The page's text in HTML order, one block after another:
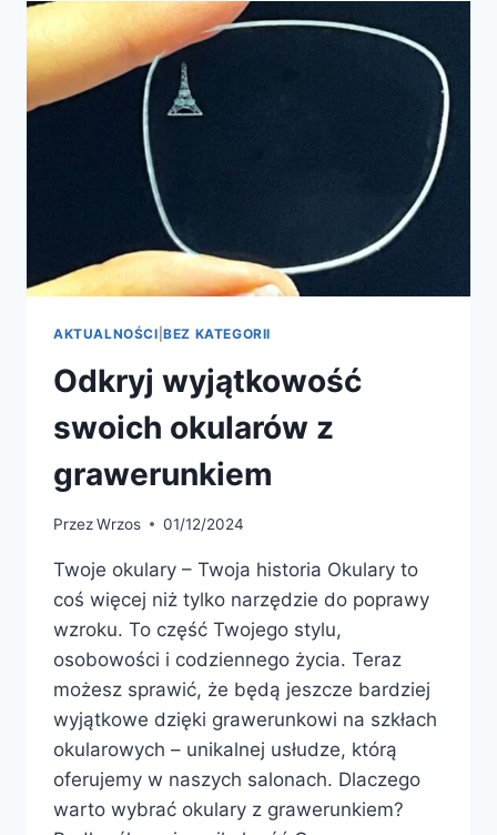
AKTUALNOŚCI |BEZ KATEGORII
Odkryj wyjątkowość
swoich okularów z
grawerunkiem
PrzezWrzos 01/12/2024
Twoje okulary – Twoja historia Okulary to
coś więcej niż tylko narzędzie do poprawy
wzroku. To część Twojego stylu,
osobowości i codziennego życia. Teraz
możesz sprawić, że będą jeszcze bardziej
wyjątkowe dzięki grawerunkowi na szkłach
okularowych – unikalnej usłudze, którą
oferujemy w naszych salonach. Dlaczego
warto wybrać okulary z grawerunkiem?